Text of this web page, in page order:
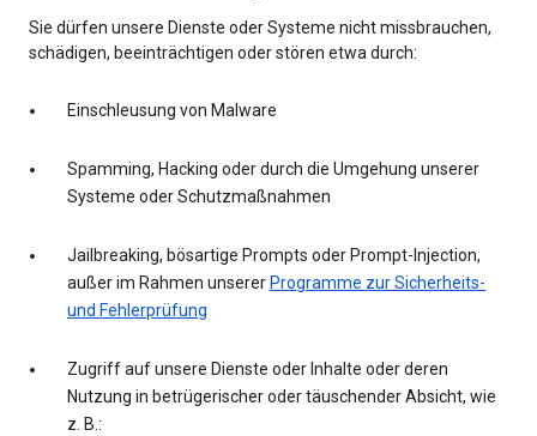
Sie dürfen unsere Dienste oder Systeme nicht missbrauchen,
schädigen, beeinträchtigen oder stören etwa durch:
Einschleusung von Malware
Spamming, Hacking oder durch die Umgehung unserer
Systeme oder Schutzmaßnahmen
Jailbreaking, bösartige Prompts oder Prompt-Injection,
außer im Rahmen unserer Programme zur Sicherheits-
und Fehlerprüfung
Zugriff auf unsere Dienste oder Inhalte oder deren
Nutzung in betrügerischer oder täuschender Absicht, wie
z. B.: